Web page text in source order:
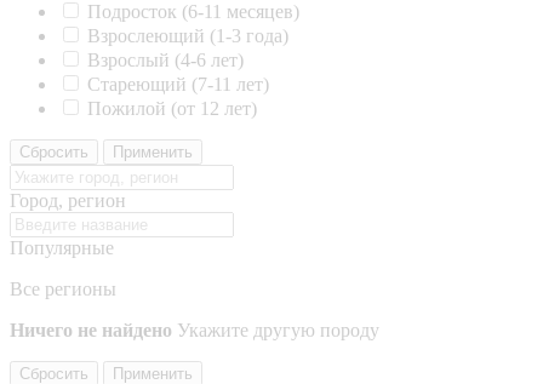
Подросток (6-11 месяцев)
Взрослеющий (1-3 года)
Взрослый (4-6 лет)
Стареющий (7-11 лет)
Пожилой (от 12 лет)
Сбросить Применить
Город, регион
Популярные
Все регионы
Ничего не найдено Укажите другую породу
Сбросить
Применить